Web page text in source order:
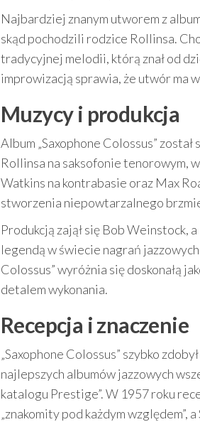
Najbardziej znanym utworem z
skąd pochodzili rodzice Rollinsa.
tradycyjnej melodii, którą znał od
improwizacją sprawia, że utwór ma
Muzycy i produkcja
Album „Saxophone Colossus”
Rollinsa na saksofonie tenorowym,
Watkins na kontrabasie oraz Max
stworzenia niepowtarzalnego
Produkcją zajął się Bob Weinstock,
legendą w świecie nagrań
Colossus” wyróżnia się doskonałą
detalem wykonania.
Recepcja i znaczenie
„Saxophone Colossus” szybko
najlepszych albumów jazzowych
katalogu Prestige”. W 1957 roku
„znakomity pod każdym